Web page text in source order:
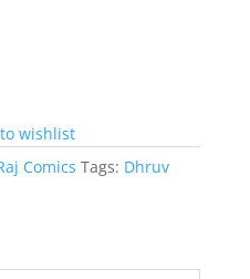
wishlist
Comics Tags: Dhruv